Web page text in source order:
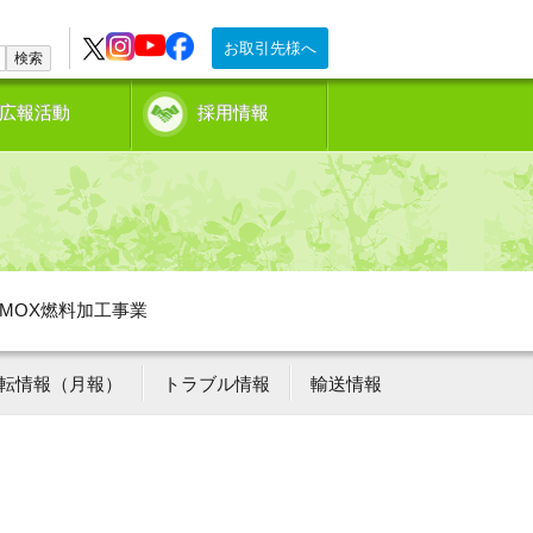
お取引先様へ
検索
報活動 採用情報
燃料加工事業
情報（月報） トラブル情報 輸送情報